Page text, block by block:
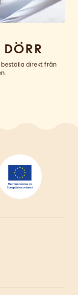
dörr
beställa direkt från